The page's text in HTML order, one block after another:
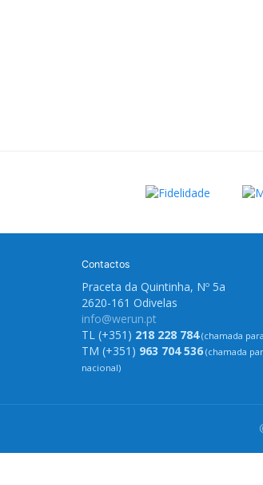
Contactos
Praceta da Quintinha, Nº 5a
2620-161 Odivelas
info@werun.pt
TL (+351) 218 228 784(chamada
TM (+351) 963 704 536 (chamada
nacional)